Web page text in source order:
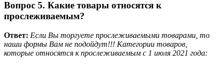
Вопрос 5. Какие товары относятся к
прослеживаемым?
Ответ: Если Вы торгуете прослеживаемыми товарами, то
наши формы Вам не подойдут!!! Категории товаров,
которые относятся к прослеживаемым с 1 июля 2021 года: